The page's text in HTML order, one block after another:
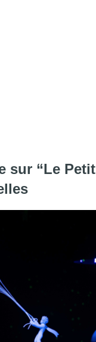
sur “Le Petit